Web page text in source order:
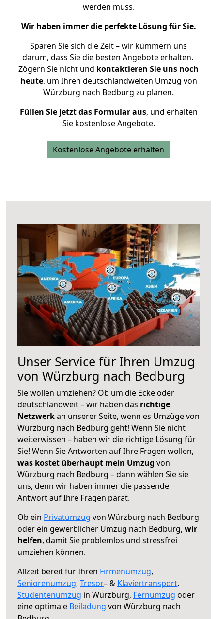
werden muss.
Wir haben immer die perfekte Lösung für Sie.
Sparen Sie sich die Zeit – wir kümmern uns
darum, dass Sie die besten Angebote erhalten.
Zögern Sie nicht und kontaktieren Sie uns noch
heute, um Ihren deutschlandweiten Umzug von
Würzburg nach Bedburg zu planen.
Füllen Sie jetzt das Formular aus, und erhalten
Sie kostenlose Angebote.
Kostenlose Angebote erhalten
Unser Service für Ihren Umzug
von Würzburg nach Bedburg
Sie wollen umziehen? Ob um die Ecke oder
deutschlandweit – wir haben das richtige
Netzwerkan unserer Seite, wenn es Umzüge von
Würzburg nach Bedburg geht! Wenn Sie nicht
weiterwissen – haben wir die richtige Lösung für
Sie! Wenn Sie Antworten auf Ihre Fragen wollen,
was kostet überhaupt mein Umzug von
Würzburg nach Bedburg – dann wählen Sie sie
uns, denn wir haben immer die passende
Antwort auf Ihre Fragen parat.
Ob ein Privatumzug von Würzburg nach Bedburg
oder ein gewerblicher Umzug nach Bedburg, wir
helfen, damit Sie problemlos und stressfrei
umziehen können.
Allzeit bereit für Ihren Firmenumzug,
Seniorenumzug, Tresor– & Klaviertransport,
Studentenumzug in Würzburg, Fernumzug oder
eine optimale Beiladung von Würzburg nach